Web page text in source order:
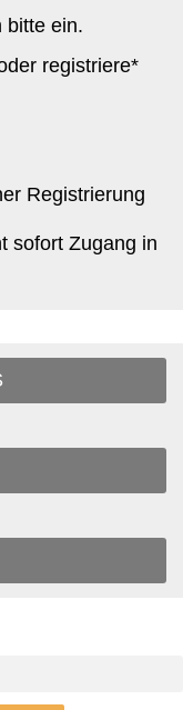
bitte ein.
registriere*
Registrierung
sofort Zugang in